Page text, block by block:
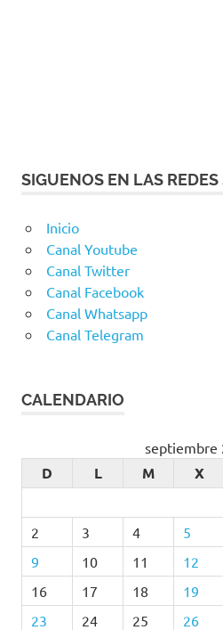
SIGUENOS EN LAS
Inicio
Canal Youtube
Canal Twitter
Canal Facebook
Canal Whatsapp
Canal Telegram
CALENDARIO
septiembre
D L M X
2
3 4 5
9
10 11 12
16
17 18 19
23
24 25 26